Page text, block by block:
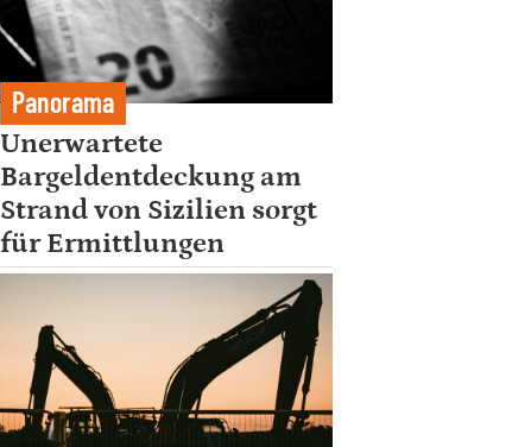
Panorama
Unerwartete
Bargeldentdeckung am
Strand von Sizilien sorgt
für Ermittlungen